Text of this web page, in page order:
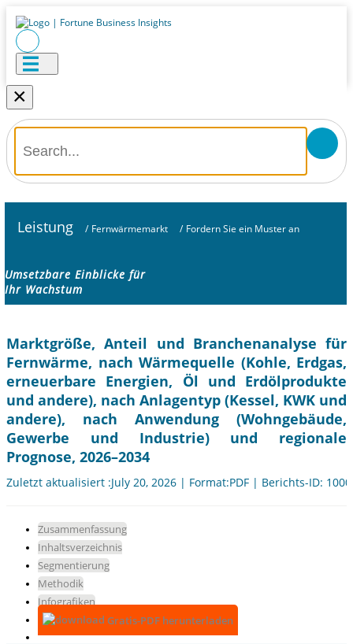
×
Leistung / Fernwärmemarkt / Fordern Sie ein Muster an
Umsetzbare Einblicke für
Ihr Wachstum
Marktgröße, Anteil und Branchenanalyse für
Fernwärme, nach Wärmequelle (Kohle, Erdgas,
erneuerbare Energien, Öl und Erdölprodukte
und andere), nach Anlagentyp (Kessel, KWK und
andere), nach Anwendung (Wohngebäude,
Gewerbe und Industrie) und regionale
Prognose, 2026–2034
Zuletzt aktualisiert :July 20, 2026 | Format:PDF | Berichts-ID:
Zusammenfassung
Inhaltsverzeichnis
Segmentierung
Methodik
Infografiken
Gratis-PDF herunterladen